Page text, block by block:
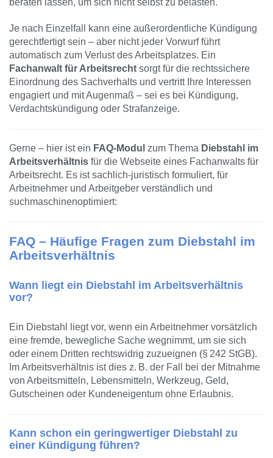
Je nach Einzelfall kann eine außerordentliche Kündigung
gerechtfertigt sein – aber nicht jeder Vorwurf führt
automatisch zum Verlust des Arbeitsplatzes. Ein
Fachanwalt für Arbeitsrecht sorgt für die rechtssichere
Einordnung des Sachverhalts und vertritt Ihre Interessen
engagiert und mit Augenmaß – sei es bei Kündigung,
Verdachtskündigung oder Strafanzeige.
Gerne – hier ist ein FAQ-Modul zum Thema Diebstahl im
Arbeitsverhältnis für die Webseite eines Fachanwalts für
Arbeitsrecht. Es ist sachlich-juristisch formuliert, für
Arbeitnehmer und Arbeitgeber verständlich und
suchmaschinenoptimiert:
FAQ – Häufige Fragen zum Diebstahl im
Arbeitsverhältnis
Wann liegt ein Diebstahl im Arbeitsverhältnis
vor?
Ein Diebstahl liegt vor, wenn ein Arbeitnehmer vorsätzlich
eine fremde, bewegliche Sache wegnimmt, um sie sich
oder einem Dritten rechtswidrig zuzueignen (§ 242 StGB).
Im Arbeitsverhältnis ist dies z. B. der Fall bei der Mitnahme
von Arbeitsmitteln, Lebensmitteln, Werkzeug, Geld,
Gutscheinen oder Kundeneigentum ohne Erlaubnis.
Kann schon ein geringwertiger Diebstahl zu
einer Kündigung führen?